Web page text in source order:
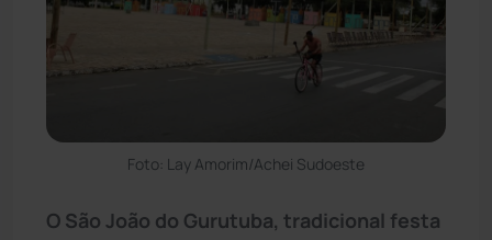
Foto: Lay Amorim/Achei Sudoeste
O São João do Gurutuba, tradicional festa